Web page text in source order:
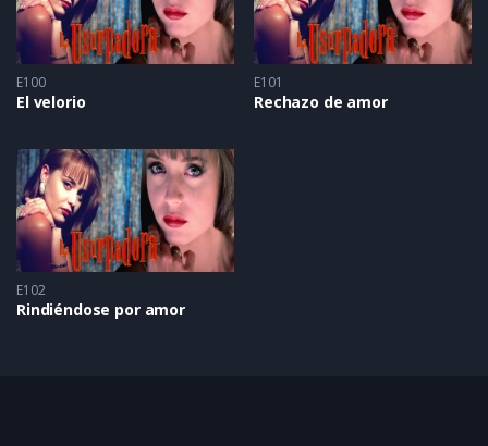
E100
El velorio
E101
Rechazo de amor
E102
Rindiéndose por amor